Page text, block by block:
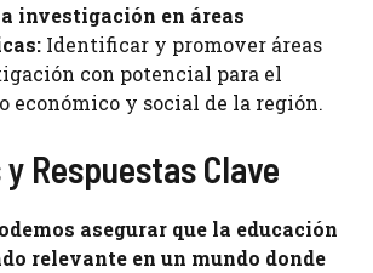
investigación en áreas
Identificar y promover áreas
con potencial para el
económico y social de la región.
Respuestas Clave
asegurar que la educación
relevante en un mundo donde